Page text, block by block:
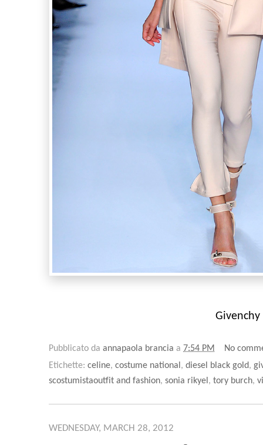
Givenchy
Pubblicato da annapaola brancia a 7:54 PM
No
Etichette: celine, costume national , diesel black gold,
scostumistaoutfit and fashion, sonia rikyel , tory burch,
WEDNESDAY, MARCH 28, 2012